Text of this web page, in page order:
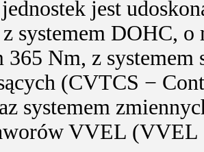
jest
systemem DOHC,
Nm, z
(CVTCS −
systemem
VVEL (VVEL